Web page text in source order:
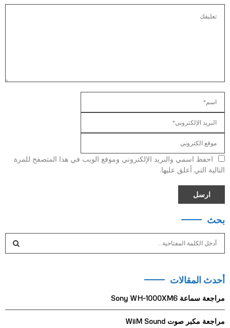
احفظ اسمي والبريد الإلكتروني وموقع الويب في هذا المتصفح للمرة
التالية التي أعلق عليها.
بحث
c
f
r
أحدث المقالات
مراجعة سماعة Sony WH-1000XM6
مراجعة مكبر صوت WiiM Sound